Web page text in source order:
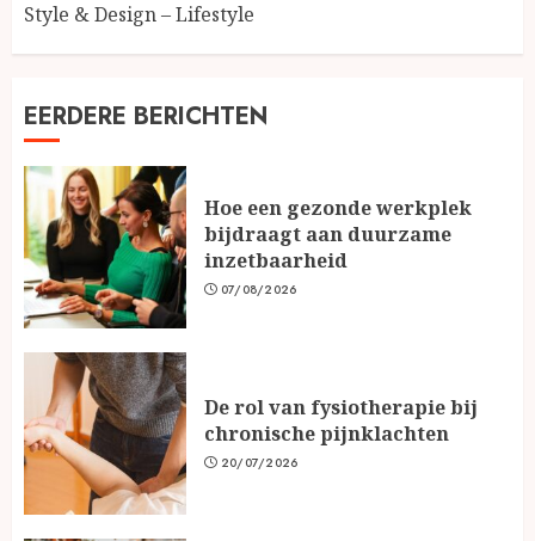
Style & Design – Lifestyle
EERDERE BERICHTEN
Hoe een gezonde werkplek
bijdraagt aan duurzame
inzetbaarheid
07/08/2026
De rol van fysiotherapie bij
chronische pijnklachten
20/07/2026